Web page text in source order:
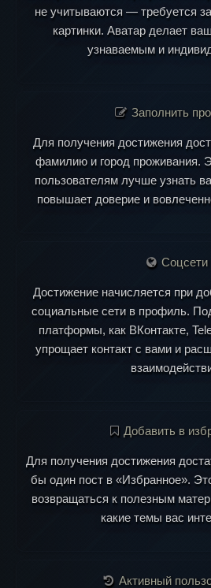
не учитываются — требуется
картинки. Аватар делает
узнаваемым и
Заполнить
Для получения достижения
фамилию и город проживания.
пользователям лучше узнать
повышает доверие и
Соцсети
Достижение начисляется при
социальные сети в профиль.
платформы, как ВКонтакте,
упрощает контакт с вами и
Добавить в
Для получения достижения
бы один пост в «Избранное».
возвращаться к полезным
какие темы вас
Активный